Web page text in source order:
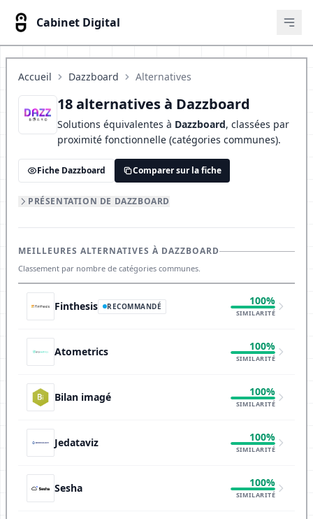
Cabinet Digital
Accueil Dazzboard Alternatives
18 alternatives à Dazzboard
Solutions équivalentes à Dazzboard, classées par
proximité fonctionnelle (catégories communes).
Fiche Dazzboard Comparer sur la fiche
PRÉSENTATION DE DAZZBOARD
MEILLEURES ALTERNATIVES À DAZZBOARD
Classement par nombre de catégories communes.
Finthesis RECOMMANDÉ 100%
SIMILARITÉ
Atometrics 100%
SIMILARITÉ
Bilan imagé 100%
SIMILARITÉ
Jedataviz 100%
SIMILARITÉ
Sesha 100%
SIMILARITÉ